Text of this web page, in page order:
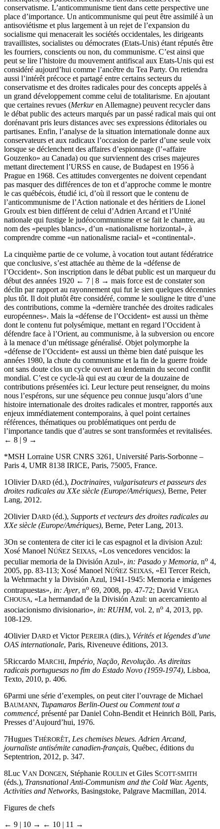
conservatisme. L’anticommunisme tient dans cette perspective une
place d’importance. Un anticommunisme qui peut être assimilé à un
antisoviétisme et plus largement à un rejet de l’expansion du
socialisme qui menacerait les sociétés occidentales, les dirigeants
travaillistes, socialistes ou démocrates (Etats-Unis) étant réputés être
les fourriers, conscients ou non, du communisme. C’est ainsi que
peut se lire l’histoire du mouvement antifiscal aux Etats-Unis qui est
considéré aujourd’hui comme l’ancêtre du Tea Party. On retiendra
aussi l’intérêt précoce et partagé entre certains secteurs du
conservatisme et des droites radicales pour des concepts appelés à
un grand développement comme celui de totalitarisme. En ajoutant
que certaines revues (Merkuren Allemagne) peuvent recycler dans
le débat public des acteurs marqués par un passé radical mais qui ont
dorénavant pris leurs distances avec ses expressions éditoriales ou
partisanes. Enfin, l’analyse de la situation internationale donne aux
conservateurs et aux radicaux l’occasion de parler d’une seule voix
lorsque se déclenchent des affaires d’espionnage (l’«affaire
Gouzenko» au Canada) ou que surviennent des crises majeures
mettant directement l’URSS en cause, de Budapest en 1956 à
Prague en 1968. Ces attitudes convergentes ne doivent cependant
pas masquer des différences de ton et d’approche comme le montre
le cas québécois, étudié ici, d’où il ressort que le contenu de
l’anticommunisme de l’Action nationale et des héritiers de Lionel
Groulx est bien différent de celui d’Adrien Arcand et l’Unité
nationale qui fustige le judéocommunisme et se fait le chantre, au
nom des «peuples blancs», d’un «nationalisme horizontal», à
comprendre comme «un nationalisme racial» et «continental».
La cinquième partie de ce volume, à vocation tout autant fédératrice
que conclusive, s’est attachée au thème de la «défense de
l’Occident». Son inscription dans le débat public est un marqueur du
début des années 1920 ← 7 | 8 → mais force est de constater son
déclin par rapport au rayonnement qui fut le sien quelques décennies
plus tôt. Il doit plutôt être considéré, comme le souligne le titre d’une
des contributions, comme la «dernière tranchée des droites radicales
européennes». Mais la «défense de l’Occident» est aussi un thème
dont le contenu fut polysémique, mettant en regard l’Occident à
défendre face à l’Orient, au communisme, à la subversion ou encore
à la menace d’un métissage généralisé. Objet polymorphe la
«défense de l’Occident» est aussi un thème bien daté puisque les
années 1980, la chute du communisme et la fin de la guerre froide
ont sans doute clos un cycle ouvert au lendemain du second conflit
mondial. C’est ce cycle-là qui est au cœur de la douzaine de
contributions présentées ici. Leur lecture peut renseigner, du moins
nous l’espérons, sur une séquence peu connue jusqu’alors d’une
histoire internationale des droites radicales et montrer, rapportés aux
enjeux immédiatement contemporains, à quel point certaines
références, thématiques ou problématiques ont perdu de
l’importance tandis que d’autres se sont transformées et revitalisées.
← 8 | 9 →
*MSH Lorraine USR CNRS 3261, Université Paris-Sorbonne –
Paris 4, UMR 8138 IRICE, Paris, 75005, France.
1Olivier DARD (éd.), Doctrinaires, vulgarisateurs et passeurs des
droites radicales au XXe siècle (Europe/Amériques), Berne, Peter
Lang, 2012.
2Olivier DARD (éd.), Supports et vecteurs des droites radicales au
XXe siècle (Europe/Amériques), Berne, Peter Lang, 2013.
3On se contentera de citer ici le cas espagnol et la division Azul:
Xosé Manoel NÚŇEZ SEIXAS, «Los vencedores vencidos: la
peculiar memoria de la División Azul», in: Pasado y Memoria, no 4,
2005, pp. 83-113; Xosé Manoel NÚŇEZ SEIXAS, «El Tercer Reich,
la Wehrmacht y la División Azul, 1941-1945: Memoria e imágenes
contrapuestas», in: Ayer, no 69, 2008, pp. 47-72; David VEIGA
CHOUSA, «La hermandad de la División Azul: un acercamiento al
asociacionismo divisionario», in: RUHM, vol. 2, no 4, 2013, pp.
108-129.
4Olivier DARD et Victor PEREIRA (dirs.), Vérités et légendes d’une
OAS internationale, Paris, Riveneuve éditions, 2013.
5Riccardo MARCHI, Império, Nação, Revolução. As direitas
radicais portuguesas no fim do Estado Novo (1959-1974), Lisboa,
Texto, 2010, p. 406.
6Parmi une série d’exemples, on peut citer l’ouvrage de Michael
BAUMANN, Tupamaros Berlin-Ouest ou Comment tout a
commencé, présenté par Daniel Cohn-Bendit et Heinrich Böll, Paris,
Presses d’Aujourd’hui, 1976.
7Hugues THÉRORÊT, Les chemises bleues. Adrien Arcand,
journaliste antisémite canadien-français, Québec, éditions du
Septentrion, 2012, p. 347.
8Luc VAN DONGEN, Stéphanie ROULIN et Giles SCOTT-SMITH
(éds.), Transnational Anti-Communism and the Cold War. Agents,
Activities and Networks, Basingstoke, Palgrave Macmillan, 2014.
Figures de chefs
← 9 | 10 → ← 10 | 11 →